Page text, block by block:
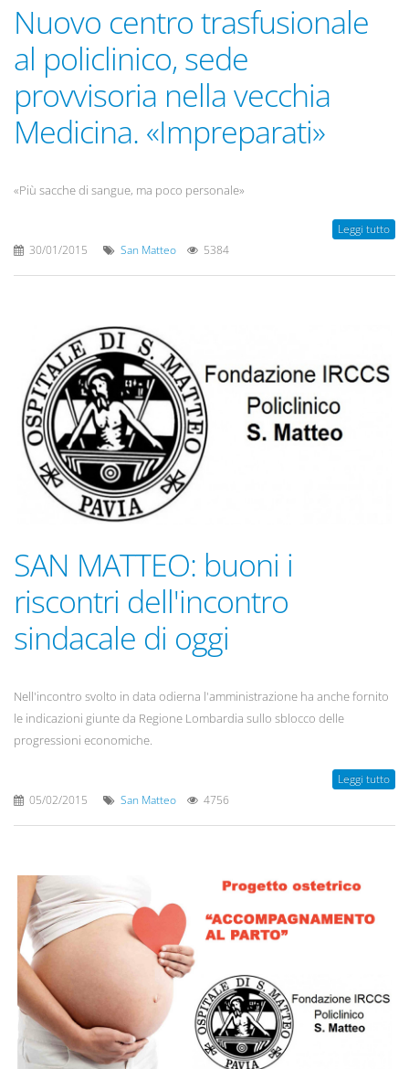
Nuovo centro trasfusionale
al policlinico, sede
provvisoria nella vecchia
Medicina. «Impreparati»
«Più sacche di sangue, ma poco personale»
Leggi tutto
30/01/2015 San Matteo 5384
SAN MATTEO: buoni i
riscontri dell'incontro
sindacale di oggi
Nell'incontro svolto in data odierna l'amministrazione ha anche fornito
le indicazioni giunte da Regione Lombardia sullo sblocco delle
progressioni economiche.
Leggi tutto
05/02/2015 San Matteo 4756